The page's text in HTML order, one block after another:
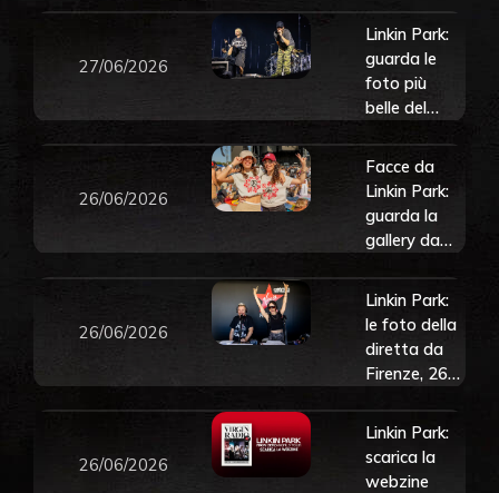
giugno 2026
27/06/2026
Linkin Park:
guarda le
foto più
belle del
Firenze
26/06/2026
Facce da
Linkin Park:
guarda la
gallery da
giugno 2026
26/06/2026
Linkin Park:
le foto della
diretta da
Firenze, 26
26/06/2026
Linkin Park:
scarica la
webzine